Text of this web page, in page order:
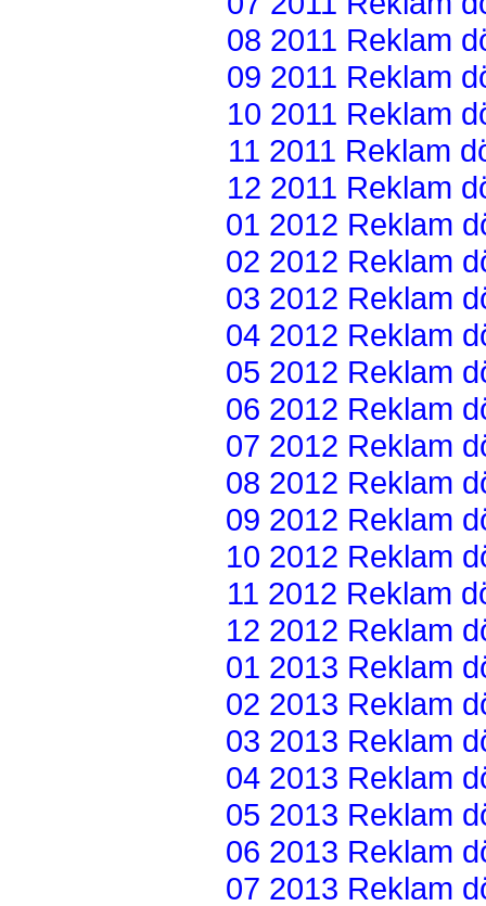
08 2011 Reklam
09 2011 Reklam
10 2011 Reklam
11 2011 Reklam
12 2011 Reklam
01 2012 Reklam
02 2012 Reklam
03 2012 Reklam
04 2012 Reklam
05 2012 Reklam
06 2012 Reklam
07 2012 Reklam
08 2012 Reklam
09 2012 Reklam
10 2012 Reklam
11 2012 Reklam
12 2012 Reklam
01 2013 Reklam
02 2013 Reklam
03 2013 Reklam
04 2013 Reklam
05 2013 Reklam
06 2013 Reklam
07 2013 Reklam